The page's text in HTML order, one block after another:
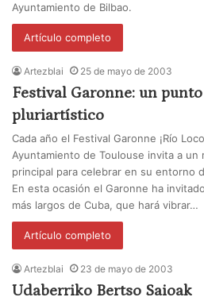
Ayuntamiento de Bilbao.
Artículo completo
Artezblai 25 de mayo de 2003
Festival Garonne: un
pluriartístico
Cada año el Festival Garonne ¡Río
Ayuntamiento de Toulouse invita a un
principal para celebrar en su entorno
En esta ocasión el Garonne ha
más largos de Cuba, que hará vibrar…
Artículo completo
Artezblai 23 de mayo de 2003
Udaberriko Bertso Saioak